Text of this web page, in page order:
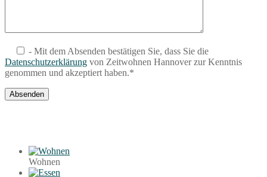
- Mit dem Absenden bestätigen Sie, dass Sie die
Datenschutzerklärung von Zeitwohnen Hannover zur Kenntnis
genommen und akzeptiert haben.*
Wohnen